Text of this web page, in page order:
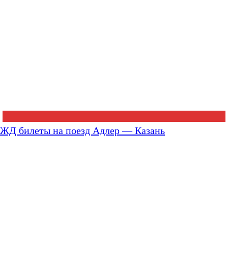
ЖД билеты на поезд Адлер — Казань